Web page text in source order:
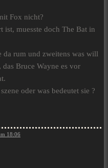
Fox nicht?
ist, muesste doch The Bat in
da rum und zweitens was will
das Bruce Wayne es vor
oder was bedeutet sie ?
18:06